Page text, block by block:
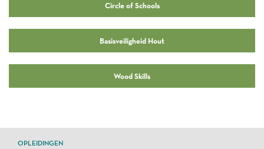
Circle of Schools
Basisveiligheid Hout
Wood Skills
OPLEIDINGEN